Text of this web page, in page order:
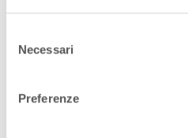
delNecessari
Preferenze
Leggi anche: